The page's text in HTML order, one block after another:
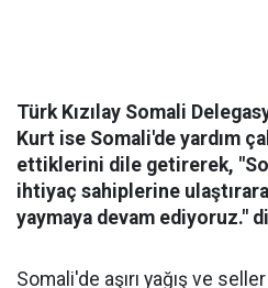
Türk Kızılay Somali
Kurt ise Somali'de yardım
ettiklerini dile getirerek,
ihtiyaç sahiplerine
yaymaya devam ediyoruz."
Somali'de aşırı yağış ve